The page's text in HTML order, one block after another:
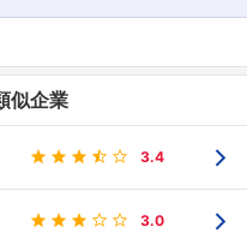
似企業
3.4
3.0